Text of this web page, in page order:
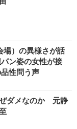
場）の異様さが話
ン姿の女性が接
性問う声
ぜダメなのか 元静